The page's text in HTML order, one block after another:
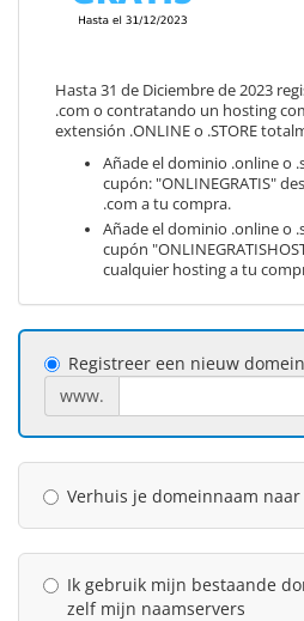
Hasta 31 de Diciembre de 2023
.com o contratando un hosting
extensión .ONLINE o .STORE
Añade el dominio .online o
cupón: "ONLINEGRATIS"
.com a tu compra.
Añade el dominio .online o
cupón
cualquier hosting a tu
Registreer een nieuw domein
www.
Verhuis je domeinnaam naar
Ik gebruik mijn bestaande
zelf mijn naamservers